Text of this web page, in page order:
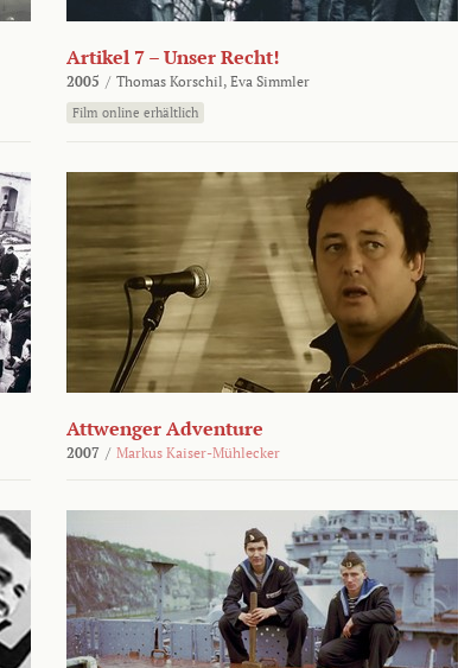
Artikel 7 – Unser Recht!
2005 / Thomas Korschil, Eva Simmler
Film online erhältlich
Attwenger Adventure
2007 / Markus Kaiser-Mühlecker